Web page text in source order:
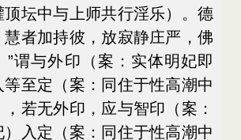
顶坛中与上师共行淫乐）。德
慧者加持彼，放寂静庄严，佛
”谓与外印（案：实体明妃即
等至定（案：同住于性高潮中
若无外印，应与智印（案：
）入定（案：同住于性高潮中